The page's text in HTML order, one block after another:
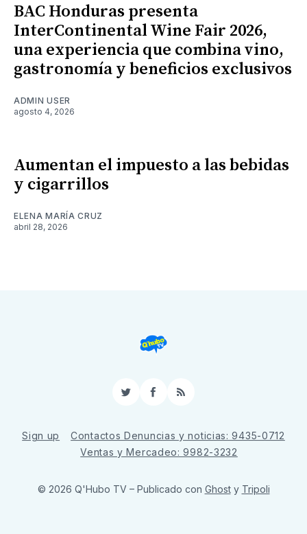
BAC Honduras presenta
InterContinental Wine Fair 2026,
una experiencia que combina vino,
gastronomía y beneficios exclusivos
ADMIN USER
agosto 4, 2026
Aumentan el impuesto a las bebidas
y cigarrillos
ELENA MARÍA CRUZ
abril 28, 2026
TwitterFacebook
RSS
Sign up
Contactos Denuncias y noticias: 9435-0712
Ventas y Mercadeo: 9982-3232
© 2026 Q'Hubo TV – Publicado con Ghosty Tripoli